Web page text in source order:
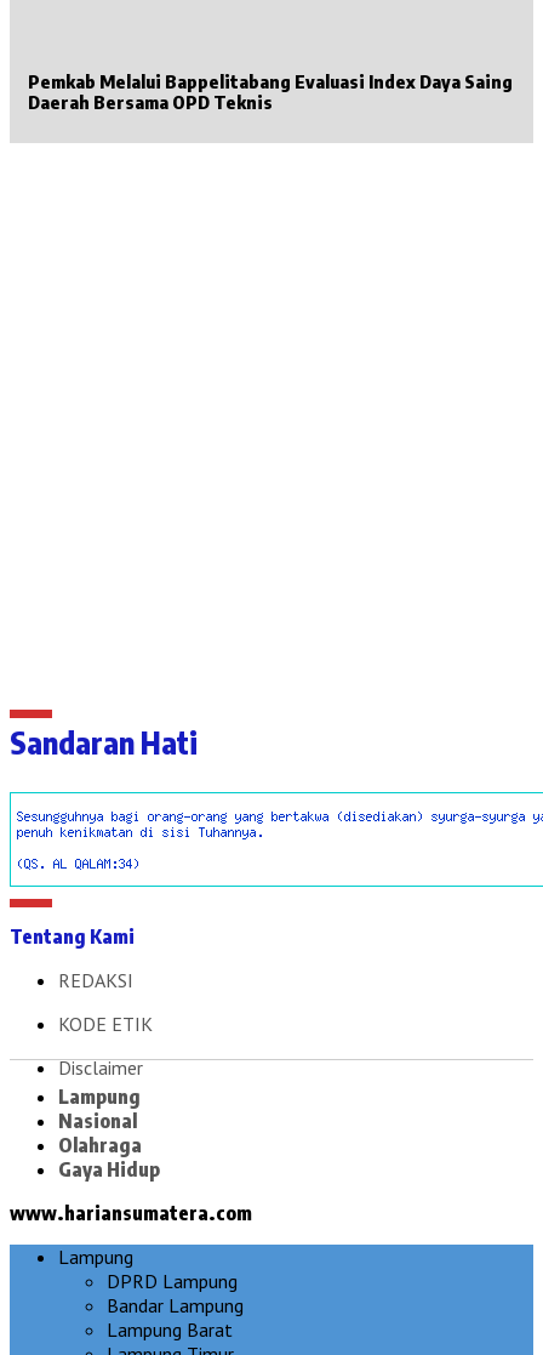
Pemkab Melalui Bappelitabang Evaluasi Index Daya Saing
Daerah Bersama OPD Teknis
Sandaran Hati
Tentang Kami
REDAKSI
KODE ETIK
Disclaimer
Lampung
Nasional
Olahraga
Gaya Hidup
www.hariansumatera.com
Lampung
DPRD Lampung
Bandar Lampung
Lampung Barat